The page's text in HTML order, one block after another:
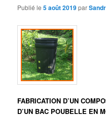
Publié le5 août 2019par
FABRICATION D’UN
D’UN BAC POUBELLE EN